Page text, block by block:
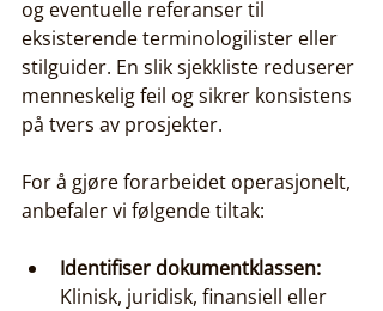
og eventuelle referanser til
eksisterende terminologilister eller
stilguider. En slik sjekkliste reduserer
menneskelig feil og sikrer konsistens
på tvers av prosjekter.
For å gjøre forarbeidet operasjonelt,
anbefaler vi følgende tiltak:
Identifiser dokumentklassen:
Klinisk, juridisk, finansiell eller